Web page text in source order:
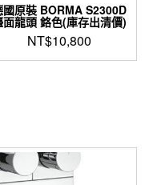
。
國原裝 BORMA S2300D
面龍頭 鉻色(庫存出清價)
NT$10,800